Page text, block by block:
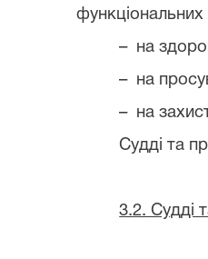
функціональних
– на
– на
– на
Судді та
3.2. Судді